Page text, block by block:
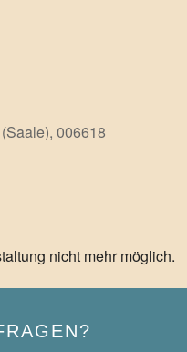
006618
nicht mehr möglich.